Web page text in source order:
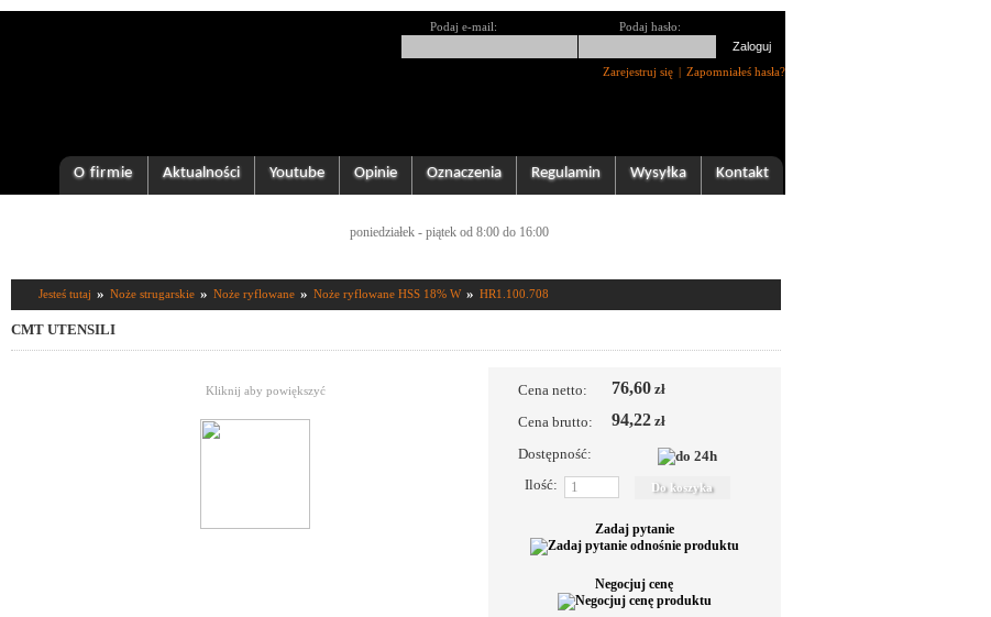
Podaj e-mail: Podaj hasło:
Zapomniałeś hasła?
|
Zarejestruj się
O firmie Aktualności Youtube Opinie Oznaczenia Regulamin Wysyłka Kontakt
poniedziałek - piątek od 8:00 do 16:00
Jesteś tutaj » Noże strugarskie » Noże ryflowane » Noże ryflowane HSS 18% W » HR1.100.708
CMT UTENSILI
Kliknij aby powiększyć Cena netto: 76,60zł
Cena brutto:
94,22zł
Dostępność:
Ilość:
Zadaj pytanie
Negocjuj cenę